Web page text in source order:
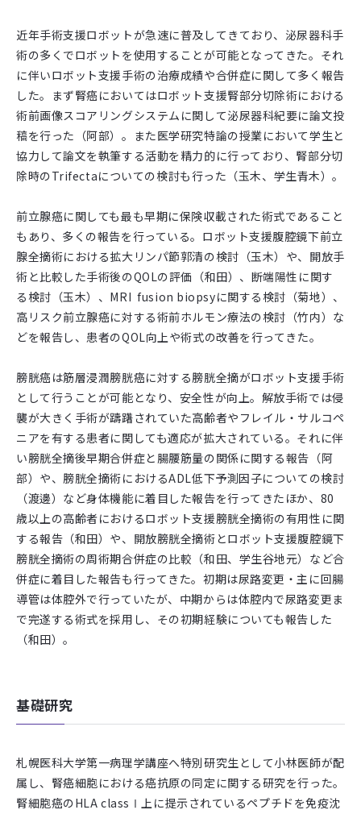
近年手術支援ロボットが急速に普及してきており、泌尿器科手
術の多くでロボットを使用することが可能となってきた。それ
に伴いロボット支援手術の治療成績や合併症に関して多く報告
した。まず腎癌においてはロボット支援腎部分切除術における
術前画像スコアリングシステムに関して泌尿器科紀要に論文投
稿を行った（阿部）。また医学研究特論の授業において学生と
協力して論文を執筆する活動を精力的に行っており、腎部分切
除時のTrifectaについての検討も行った（玉木、学生青木）。
前立腺癌に関しても最も早期に保険収載された術式であること
もあり、多くの報告を行っている。ロボット支援腹腔鏡下前立
腺全摘術における拡大リンパ節郭清の検討（玉木）や、開放手
術と比較した手術後のQOLの評価（和田）、断端陽性に関す
る検討（玉木）、MRI fusion biopsyに関する検討（菊地）、
高リスク前立腺癌に対する術前ホルモン療法の検討（竹内）な
どを報告し、患者のQOL向上や術式の改善を行ってきた。
膀胱癌は筋層浸潤膀胱癌に対する膀胱全摘がロボット支援手術
として行うことが可能となり、安全性が向上。解放手術では侵
襲が大きく手術が躊躇されていた高齢者やフレイル・サルコペ
ニアを有する患者に関しても適応が拡大されている。それに伴
い膀胱全摘後早期合併症と腸腰筋量の関係に関する報告（阿
部）や、膀胱全摘術におけるADL低下予測因子についての検討
（渡邊）など身体機能に着目した報告を行ってきたほか、80
歳以上の高齢者におけるロボット支援膀胱全摘術の有用性に関
する報告（和田）や、開放膀胱全摘術とロボット支援腹腔鏡下
膀胱全摘術の周術期合併症の比較（和田、学生谷地元）など合
併症に着目した報告も行ってきた。初期は尿路変更・主に回腸
導管は体腔外で行っていたが、中期からは体腔内で尿路変更ま
で完遂する術式を採用し、その初期経験についても報告した
（和田）。
基礎研究
札幌医科大学第一病理学講座へ特別研究生として小林医師が配
属し、腎癌細胞における癌抗原の同定に関する研究を行った。
腎細胞癌のHLA classⅠ上に提示されているペプチドを免疫沈